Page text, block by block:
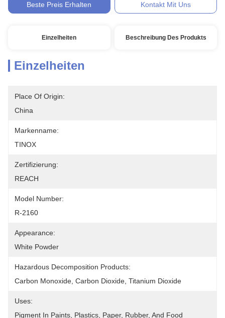
Beste Preis Erhalten Kontakt Mit Uns
Einzelheiten Beschreibung Des Produkts
Einzelheiten
Place Of Origin:
China
Markenname:
TINOX
Zertifizierung:
REACH
Model Number:
R-2160
Appearance:
White Powder
Hazardous Decomposition Products:
Carbon Monoxide, Carbon Dioxide, Titanium Dioxide
Uses:
Pigment In Paints, Plastics, Paper, Rubber, And Food